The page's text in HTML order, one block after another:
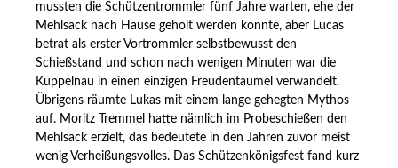
mussten die Schützentrommler fünf Jahre warten, ehe der
Mehlsack nach Hause geholt werden konnte, aber Lucas
betrat als erster Vortrommler selbstbewusst den
Schießstand und schon nach wenigen Minuten war die
Kuppelnau in einen einzigen Freudentaumel verwandelt.
Übrigens räumte Lukas mit einem lange gehegten Mythos
auf. Moritz Tremmel hatte nämlich im Probeschießen den
Mehlsack erzielt, das bedeutete in den Jahren zuvor meist
wenig Verheißungsvolles. Das Schützenkönigsfest fand kurz